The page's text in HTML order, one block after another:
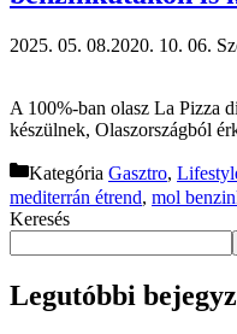
2025. 05. 08.2020. 10. 06.
A 100%-ban olasz La Pizza
készülnek, Olaszországból
Kategória Gasztro,
mediterrán étrend, mol
Keresés
Legutóbbi